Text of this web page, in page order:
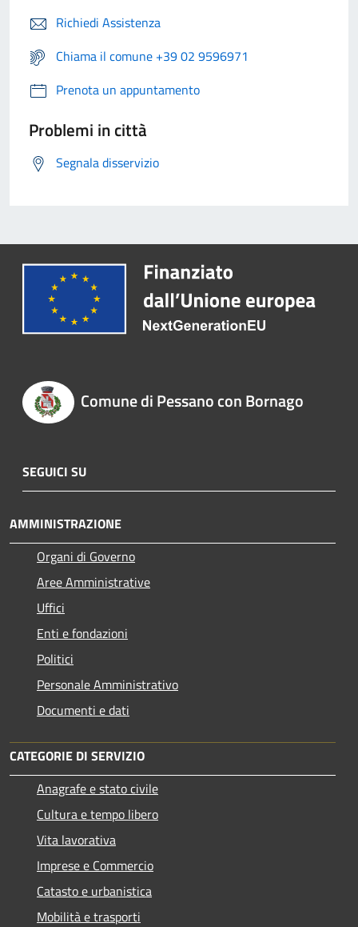
Richiedi Assistenza
Chiama il comune +39 02 9596971
Prenota un appuntamento
Problemi in città
Segnala disservizio
Comune di Pessano con Bornago
SEGUICI SU
AMMINISTRAZIONE
Organi di Governo
Aree Amministrative
Uffici
Enti e fondazioni
Politici
Personale Amministrativo
Documenti e dati
CATEGORIE DI SERVIZIO
Anagrafe e stato civile
Cultura e tempo libero
Vita lavorativa
Imprese e Commercio
Catasto e urbanistica
Mobilità e trasporti